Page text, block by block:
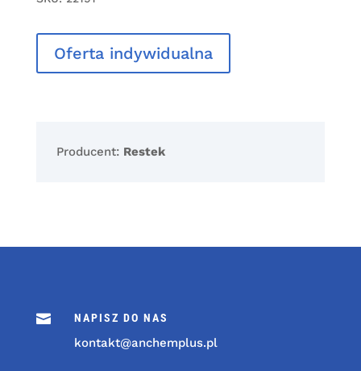
Oferta indywidualna
Producent: Restek
 NAPISZ DO NAS
kontakt@anchemplus.pl